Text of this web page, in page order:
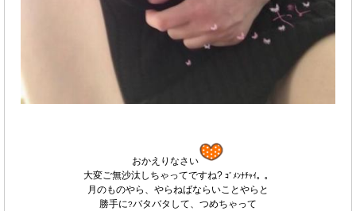
おかえりなさい
大変ご無沙汰しちゃってですね? ｺﾞﾒﾝﾅﾁｬｲ。。
月のものやら、やらねばならいことやらと
勝手に?バタバタして、つめちゃって